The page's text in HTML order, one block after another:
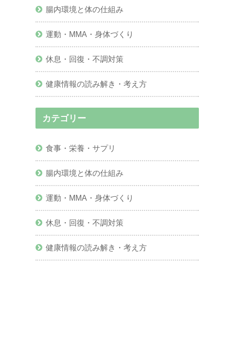
腸内環境と体の仕組み
運動・MMA・身体づくり
休息・回復・不調対策
健康情報の読み解き・考え方
カテゴリー
食事・栄養・サプリ
腸内環境と体の仕組み
運動・MMA・身体づくり
休息・回復・不調対策
健康情報の読み解き・考え方